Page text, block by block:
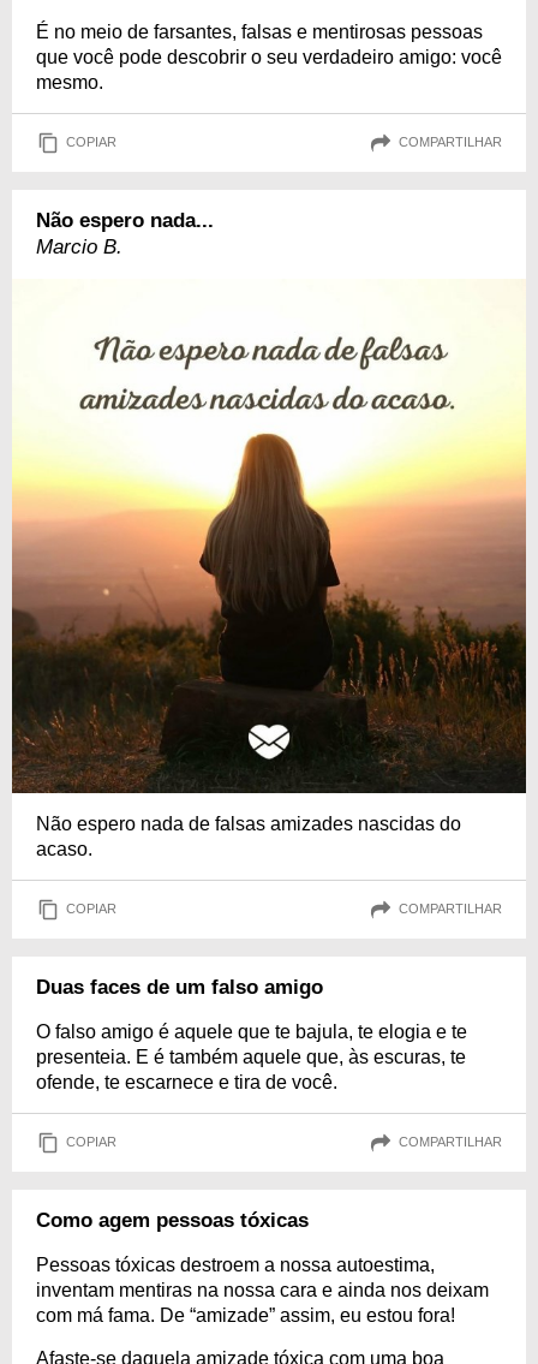
É no meio de farsantes, falsas e mentirosas pessoas
que você pode descobrir o seu verdadeiro amigo: você
mesmo.
COPIAR COMPARTILHAR
Não espero nada...
Marcio B.
Não espero nada de falsas amizades nascidas do
acaso.
COPIAR COMPARTILHAR
Duas faces de um falso amigo
O falso amigo é aquele que te bajula, te elogia e te
presenteia. E é também aquele que, às escuras, te
ofende, te escarnece e tira de você.
COPIAR COMPARTILHAR
Como agem pessoas tóxicas
Pessoas tóxicas destroem a nossa autoestima,
inventam mentiras na nossa cara e ainda nos deixam
com má fama. De “amizade” assim, eu estou fora!
Afaste-se daquela amizade tóxica com uma boa